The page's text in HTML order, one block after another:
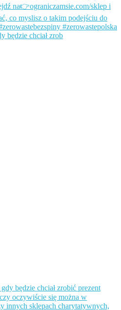
będzie chciał zrob